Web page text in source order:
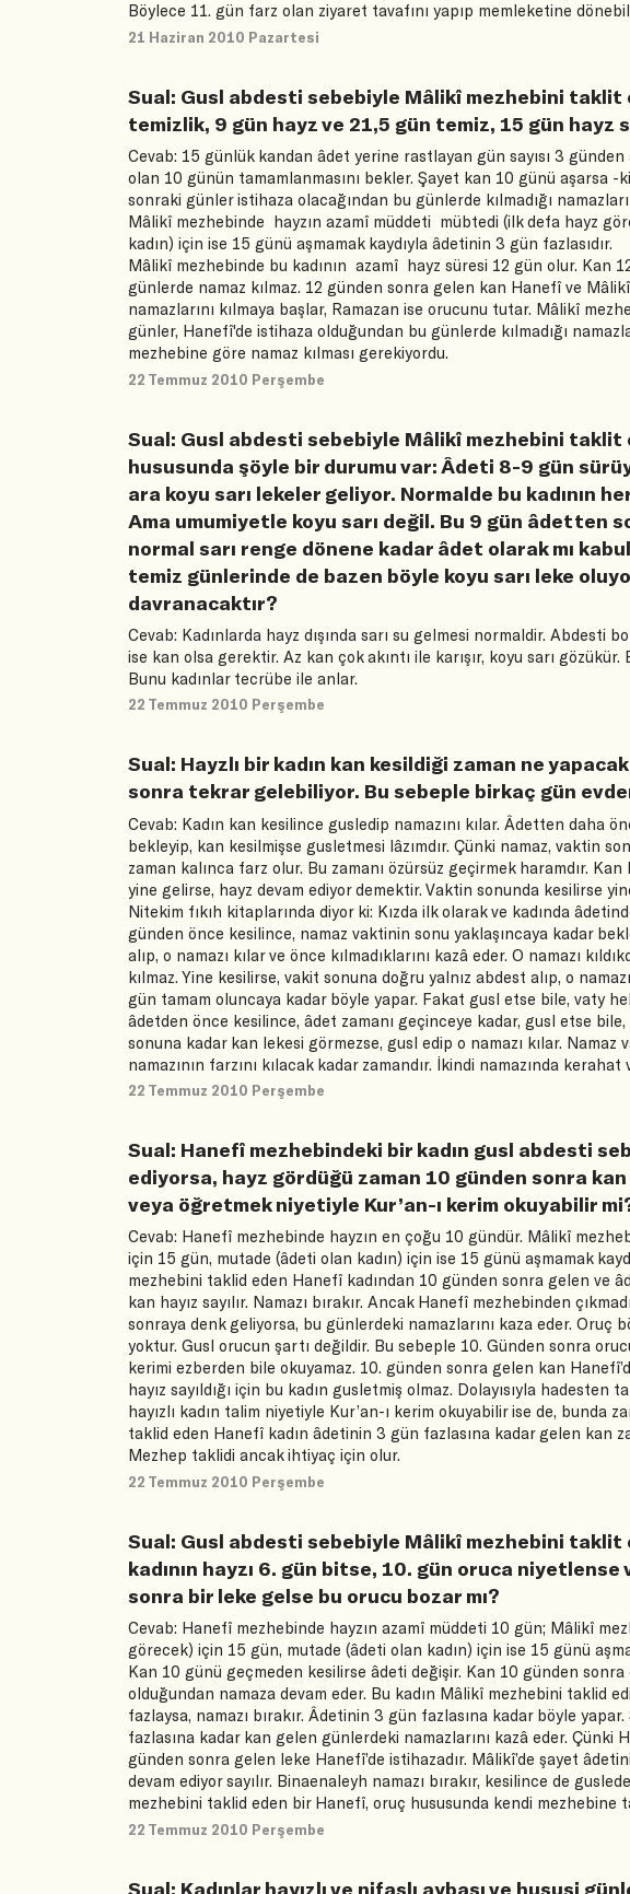
Böylece 11. gün farz olan ziyaret tavafını yapıp memleketine
21 Haziran 2010 Pazartesi
Sual: Gusl abdesti sebebiyle Mâlikî mezhebini taklit
temizlik, 9 gün hayz ve 21,5 gün temiz, 15 gün hayz
Cevab: 15 günlük kandan âdet yerine rastlayan gün sayısı 3
olan 10 günün tamamlanmasını bekler. Şayet kan 10 günü aşarsa -
sonraki günler istihaza olacağından bu günlerde kılmadığı
Mâlikî mezhebinde hayzın azamî müddeti mübtedi (ilk defa hayz
kadın) için ise 15 günü aşmamak kaydıyla âdetinin 3 gün fazlasıdır.
Mâlikî mezhebinde bu kadının azamî hayz süresi 12 gün olur. Kan
günlerde namaz kılmaz. 12 günden sonra gelen kan Hanefî ve
namazlarını kılmaya başlar, Ramazan ise orucunu tutar. Mâlikî
günler, Hanefî'de istihaza olduğundan bu günlerde kılmadığı
mezhebine göre namaz kılması gerekiyordu.
22 Temmuz 2010 Perşembe
Sual: Gusl abdesti sebebiyle Mâlikî mezhebini taklit
hususunda şöyle bir durumu var: Âdeti 8-9 gün
ara koyu sarı lekeler geliyor. Normalde bu kadının
Ama umumiyetle koyu sarı değil. Bu 9 gün âdetten
normal sarı renge dönene kadar âdet olarak mı
temiz günlerinde de bazen böyle koyu sarı leke
davranacaktır?
Cevab: Kadınlarda hayz dışında sarı su gelmesi normaldir. Abdesti
ise kan olsa gerektir. Az kan çok akıntı ile karışır, koyu sarı
Bunu kadınlar tecrübe ile anlar.
22 Temmuz 2010 Perşembe
Sual: Hayzlı bir kadın kan kesildiği zaman ne
sonra tekrar gelebiliyor. Bu sebeple birkaç gün
Cevab: Kadın kan kesilince gusledip namazını kılar. Âdetten daha
bekleyip, kan kesilmişse gusletmesi lâzımdır. Çünki namaz, vaktin
zaman kalınca farz olur. Bu zamanı özürsüz geçirmek haramdır.
yine gelirse, hayz devam ediyor demektir. Vaktin sonunda kesilirse yine
Nitekim fıkıh kitaplarında diyor ki: Kızda ilk olarak ve kadında
günden önce kesilince, namaz vaktinin sonu yaklaşıncaya kadar
alıp, o namazı kılar ve önce kılmadıklarını kazâ eder. O namazı
kılmaz. Yine kesilirse, vakit sonuna doğru yalnız abdest alıp, o
gün tamam oluncaya kadar böyle yapar. Fakat gusl etse bile, vaty
âdetden önce kesilince, âdet zamanı geçinceye kadar, gusl etse
sonuna kadar kan lekesi görmezse, gusl edip o namazı kılar.
namazının farzını kılacak kadar zamandır. İkindi namazında
22 Temmuz 2010 Perşembe
Sual: Hanefî mezhebindeki bir kadın gusl abdesti
ediyorsa, hayz gördüğü zaman 10 günden sonra
veya öğretmek niyetiyle Kur’an-ı kerim okuyabilir
Cevab: Hanefî mezhebinde hayzın en çoğu 10 gündür. Mâlikî
için 15 gün, mutade (âdeti olan kadın) için ise 15 günü aşmamak
mezhebini taklid eden Hanefî kadından 10 günden sonra gelen ve
kan hayız sayılır. Namazı bırakır. Ancak Hanefî mezhebinden
sonraya denk geliyorsa, bu günlerdeki namazlarını kaza eder. Oruç
yoktur. Gusl orucun şartı değildir. Bu sebeple 10. Günden sonra
kerimi ezberden bile okuyamaz. 10. günden sonra gelen kan
hayız sayıldığı için bu kadın gusletmiş olmaz. Dolayısıyla
hayızlı kadın talim niyetiyle Kur’an-ı kerim okuyabilir ise de, bunda
taklid eden Hanefî kadın âdetinin 3 gün fazlasına kadar gelen kan
Mezhep taklidi ancak ihtiyaç için olur.
22 Temmuz 2010 Perşembe
Sual: Gusl abdesti sebebiyle Mâlikî mezhebini taklit
kadının hayzı 6. gün bitse, 10. gün oruca
sonra bir leke gelse bu orucu bozar mı?
Cevab: Hanefî mezhebinde hayzın azamî müddeti 10 gün; Mâlikî
görecek) için 15 gün, mutade (âdeti olan kadın) için ise 15 günü
Kan 10 günü geçmeden kesilirse âdeti değişir. Kan 10 günden sonra
olduğundan namaza devam eder. Bu kadın Mâlikî mezhebini taklid
fazlaysa, namazı bırakır. Âdetinin 3 gün fazlasına kadar böyle
fazlasına kadar kan gelen günlerdeki namazlarını kazâ eder. Çünki
günden sonra gelen leke Hanefî’de istihazadır. Mâlikî’de şayet
devam ediyor sayılır. Binaenaleyh namazı bırakır, kesilince de
mezhebini taklid eden bir Hanefî, oruç hususunda kendi mezhebine
22 Temmuz 2010 Perşembe
Sual: Kadınlar hayızlı ve nifaslı aybaşı ve hususi